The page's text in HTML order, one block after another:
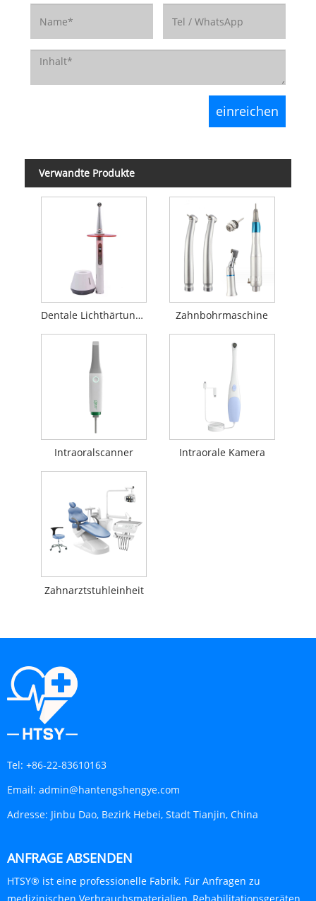
Verwandte Produkte
Dentale Lichthärtungslampe Zahnbohrmaschine
Intraoralscanner Intraorale Kamera
Zahnarztstuhleinheit
Tel: +86-22-83610163
Email: admin@hantengshengye.com
Adresse: Jinbu Dao, Bezirk Hebei, Stadt Tianjin, China
ANFRAGE ABSENDEN
HTSY® ist eine professionelle Fabrik. Für Anfragen zu